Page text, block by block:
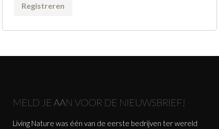
Registreren
MELD JE AAN VOOR DE NIEUWSBRIEF!
Living Nature was één van de eerste bedrijven ter wereld